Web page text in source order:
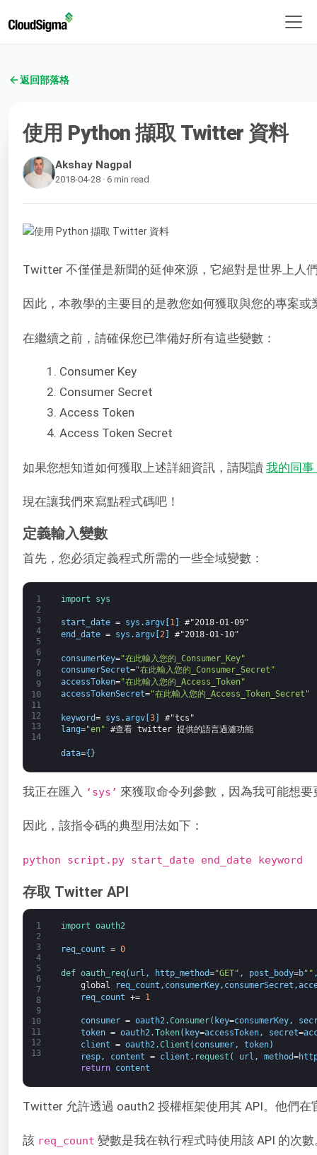
返回部落格
使用 Python 擷取 Twitter 資料
Akshay Nagpal
2018-04-28 · 6 min read
Twitter 不僅僅是新聞的延伸來源，它絕對是世界上人
因此，本教學的主要目的是教您如何獲取與您的專案
在繼續之前，請確保您已準備好所有這些變數：
Consumer Key
Consumer Secret
Access Token
Access Token Secret
如果您想知道如何獲取上述詳細資訊，請閱讀 我的同
現在讓我們來寫點程式碼吧！
定義輸入變數
首先，您必須定義程式所需的一些全域變數：
1
2
3
4
5
6
7
8
9
10
11
12
13
14
import sys
start_date = sys .argv[ 1]
#"2018-01-09"
end_date = sys .argv[ 2] #"2018-01-10"
consumerKey="在此輸入您的_Consumer_Key"
consumerSecret="在此輸入您的_Consumer_Secret"
accessToken="在此輸入您的_Access_Token"
accessTokenSecret="在此輸入您的_Access_Token_Secret"
keyword= sys .argv[3]
#"tcs"
lang="en" #查看 twitter 提供的語言過濾功能
data={ }
我正在匯入 ‘sys’ 來獲取命令列參數，因為我可能想
因此，該指令碼的典型用法如下：
python script.py start_date end_date keyword
存取 Twitter API
1
2
3
4
5
6
7
8
9
10
11
12
13
import oauth2
req_count = 0
def oauth_req( url , http_method="GET" , post_body=b""
global
req_count , consumerKey, consumerSecret ,
req_count += 1
consumer = oauth2.Consumer( key=consumerKey,
token = oauth2.Token( key=accessToken, secret=
client = oauth2.Client ( consumer, token)
resp, content = client . request ( url , method=
return
content
Twitter 允許透過 oauth2 授權框架使用其 API。他們
該 req_count 變數是我在執行程式時使用該 API 的次